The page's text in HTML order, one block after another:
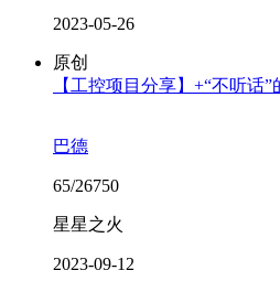
2023-05-26
原创
【工控项目分享】+“不听话
巴德
65/26750
星星之火
2023-09-12